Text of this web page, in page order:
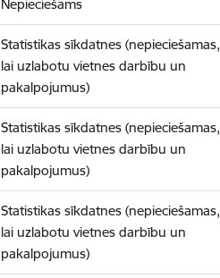
Nepieciešams
Statistikas sīkdatnes (nepieciešamas,
lai uzlabotu vietnes darbību un
pakalpojumus)
Statistikas sīkdatnes (nepieciešamas,
lai uzlabotu vietnes darbību un
pakalpojumus)
Statistikas sīkdatnes (nepieciešamas,
lai uzlabotu vietnes darbību un
pakalpojumus)